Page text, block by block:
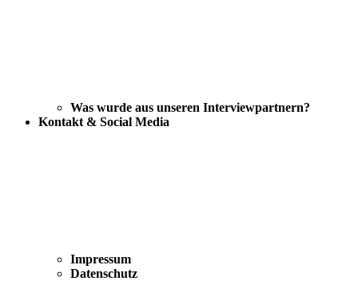
Was wurde aus unseren Interviewpartnern?
Kontakt & Social Media
Impressum
Datenschutz